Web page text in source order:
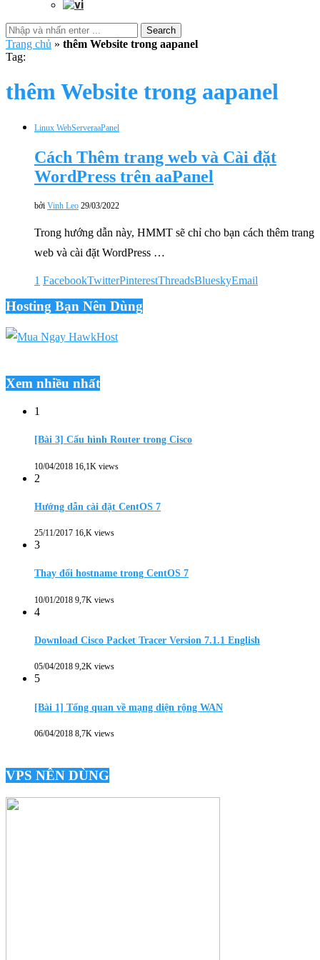
Search
Trang chủ » thêm Website trong aapanel
Tag:
thêm Website trong aapanel
Linux WebServeraaPanel
Cách Thêm trang web và Cài đặt
WordPress trên aaPanel
bởi Vinh Leo 29/03/2022
Trong hướng dẫn này, HMMT sẽ chỉ cho bạn cách thêm trang
web và cài đặt WordPress …
1 FacebookTwitterPinterestThreadsBlueskyEmail
Hosting Bạn Nên Dùng
Xem nhiều nhất
1
[Bài 3] Cấu hình Router trong Cisco
10/04/2018 16,1K views
2
Hướng dẫn cài đặt CentOS 7
25/11/2017 16,K views
3
Thay đổi hostname trong CentOS 7
10/01/2018 9,7K views
4
Download Cisco Packet Tracer Version 7.1.1 English
05/04/2018 9,2K views
5
[Bài 1] Tổng quan về mạng diện rộng WAN
06/04/2018 8,7K views
VPS NÊN DÙNG